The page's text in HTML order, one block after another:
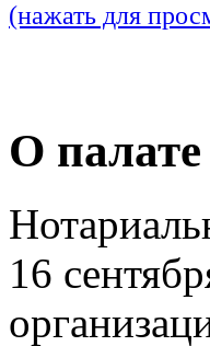
(нажать для
О палате
16